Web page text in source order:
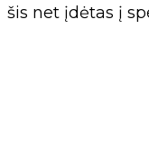
šis net įdėtas į